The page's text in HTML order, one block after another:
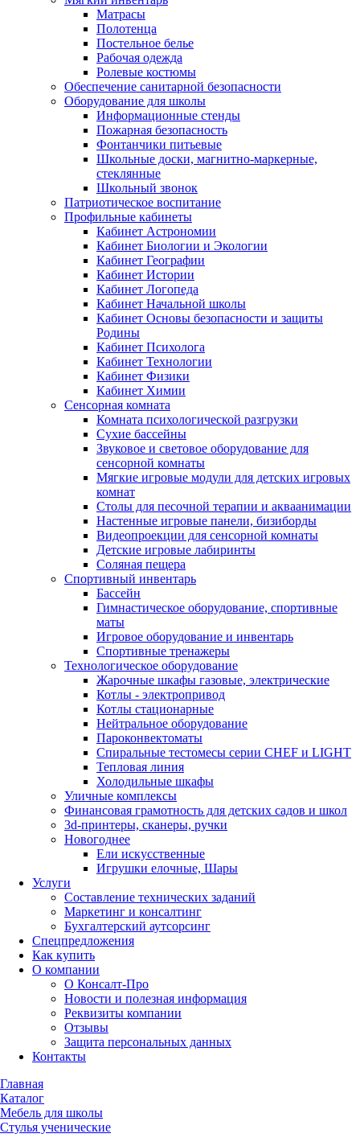
Матрасы
Полотенца
Постельное белье
Рабочая одежда
Ролевые костюмы
Обеспечение санитарной безопасности
Оборудование для школы
Информационные стенды
Пожарная безопасность
Фонтанчики питьевые
Школьные доски, магнитно-маркерные,
стеклянные
Школьный звонок
Патриотическое воспитание
Профильные кабинеты
Кабинет Астрономии
Кабинет Биологии и Экологии
Кабинет Географии
Кабинет Истории
Кабинет Логопеда
Кабинет Начальной школы
Кабинет Основы безопасности и защиты
Родины
Кабинет Психолога
Кабинет Технологии
Кабинет Физики
Кабинет Химии
Сенсорная комната
Комната психологической разгрузки
Сухие бассейны
Звуковое и световое оборудование для
сенсорной комнаты
Мягкие игровые модули для детских игровых
комнат
Столы для песочной терапии и акваанимации
Настенные игровые панели, бизиборды
Видеопроекции для сенсорной комнаты
Детские игровые лабиринты
Соляная пещера
Спортивный инвентарь
Бассейн
Гимнастическое оборудование, спортивные
маты
Игровое оборудование и инвентарь
Спортивные тренажеры
Технологическое оборудование
Жарочные шкафы газовые, электрические
Котлы - электропривод
Котлы стационарные
Нейтральное оборудование
Пароконвектоматы
Спиральные тестомесы серии CHEF и LIGHT
Тепловая линия
Холодильные шкафы
Уличные комплексы
Финансовая грамотность для детских садов и школ
3d-принтеры, сканеры, ручки
Новогоднее
Ели искусственные
Игрушки елочные, Шары
Услуги
Составление технических заданий
Маркетинг и консалтинг
Бухгалтерский аутсорсинг
Спецпредложения
Как купить
О компании
О Консалт-Про
Новости и полезная информация
Реквизиты компании
Отзывы
Защита персональных данных
Контакты
Главная
Каталог
Мебель для школы
Стулья ученические